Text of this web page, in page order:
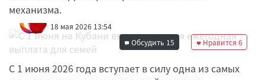
механизма.
18 мая 2026 13:54
Нравится 6
Обсудить 15
С 1 июня 2026 года вступает в силу одна из самых